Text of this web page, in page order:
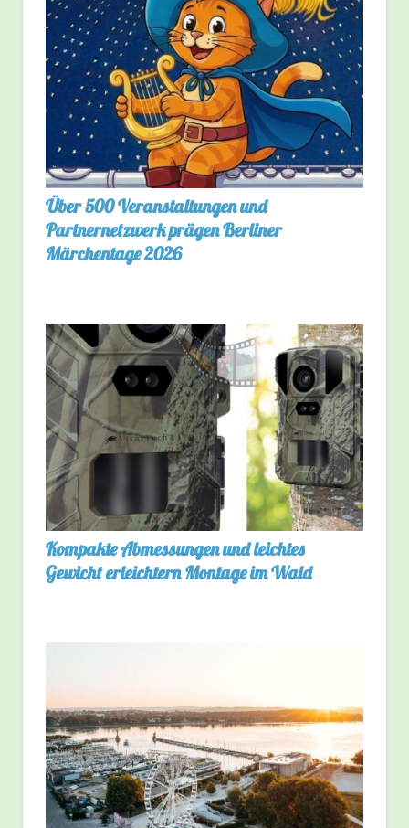
Über 500 Veranstaltungen und
Partnernetzwerk prägen Berliner
Märchentage 2026
Kompakte Abmessungen und leichtes
Gewicht erleichtern Montage im Wald